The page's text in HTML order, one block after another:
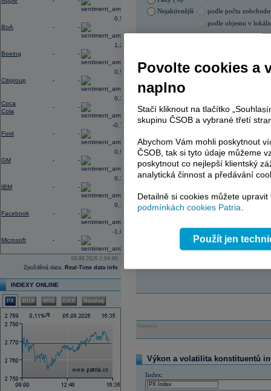
BoA - -
0,56
Boeing - -
1,28
Citigroup - -
0,56
Coca
Cola
- -
0,31
Ford - -
-0,77
GM - -
0,96
IBM - -
0,33
Facebook - -
0,14
Microsoft - -
-1,09
06.08.2026 2:04:00
Zpožděná data, Real-Time data info
INDEXY ONLINE
PX BUX WIG DAX Nasdaq
Nejaktivnější
podle počtu
podle objemu v
ERSTE BANK
PHILIP MORRIS ČR
PHILIP MORRIS ČR
ENERGOAQUA
AD index - vývoj
Region
select
Odeslat
Reklama
Výkon a volatilita konstituentů
Index:
Povolte cookies a
naplno
Stačí kliknout na tlačítko
skupinu ČSOB a vybrané třetí
Abychom Vám mohli poskytnout
ČSOB, tak si tyto údaje můžeme
poskytnout co nejlepší klientský
analytická činnost a předávání
Detailně si cookies můžete
podmínkách cookies Patria.
Použít jen